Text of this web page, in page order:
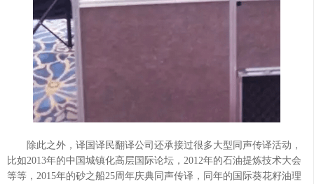
除此之外，译国译民翻译公司还承接过很多大型同声传译活动，
比如2013年的中国城镇化高层国际论坛，2012年的石油提炼技术大会
等等，2015年的砂之船25周年庆典同声传译，同年的国际葵花籽油理